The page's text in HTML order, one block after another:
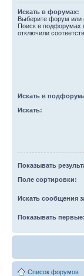
Искать в форумах:
Выберите форум или
Поиск в подфорумах
отключили
Искать в
Искать:
Показывать
Поле сортировки:
Искать сообщения
Показывать первые:
Список форумов